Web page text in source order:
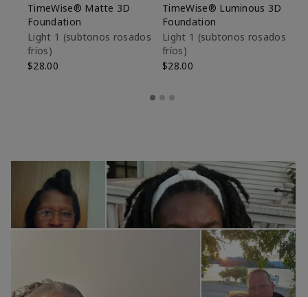
TimeWise® Matte 3D
Foundation
Light 1​ (subtonos rosados
fríos)
$28.00
TimeWise® Luminous 3D
Foundation
Light 1​ (subtonos rosados
fríos)
$28.00